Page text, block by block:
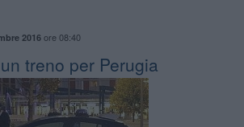
2016ore 08:40
treno per Perugia